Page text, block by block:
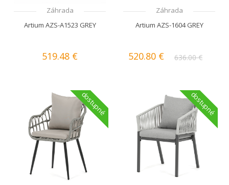
Záhrada
Artium AZS-A1523 GREY
519.48 €
Záhrada
Artium AZS-1604 GREY
520.80 € 636.00 €
dostupné dostupné